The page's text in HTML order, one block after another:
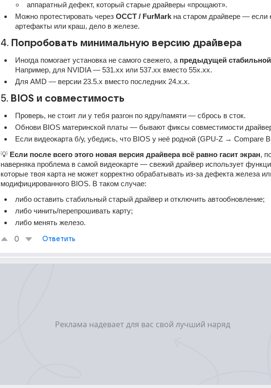
аппаратный дефект, который старые драйверы «прощают».
Можно протестировать через OCCT / FurMark на старом драйвере — если
артефакты или краш, дело в железе.
4. Попробовать минимальную версию драйвера
Иногда помогает установка не самого свежего, а предыдущей
Например, для NVIDIA — 531.xx или 537.xx вместо 55x.xx.
Для AMD — версии 23.5.x вместо последних 24.x.x.
5. BIOS и совместимость
Проверь, не стоит ли у тебя разгон по ядру/памяти — сбрось в сток.
Обнови BIOS материнской платы — бывают фиксы совместимости
Если видеокарта б/у, убедись, что BIOS у неё родной (GPU-Z → Compare
💡 Если после всего этого новая версия драйвера всё равно гасит экран,
наверняка проблема в самой видеокарте — свежий драйвер использует
которые твоя карта не может корректно обрабатывать из-за дефекта железа
модифицированного BIOS. В таком случае:
либо оставить стабильный старый драйвер и отключить автообновление;
либо чинить/перепрошивать карту;
либо менять железо.
0 Ответить